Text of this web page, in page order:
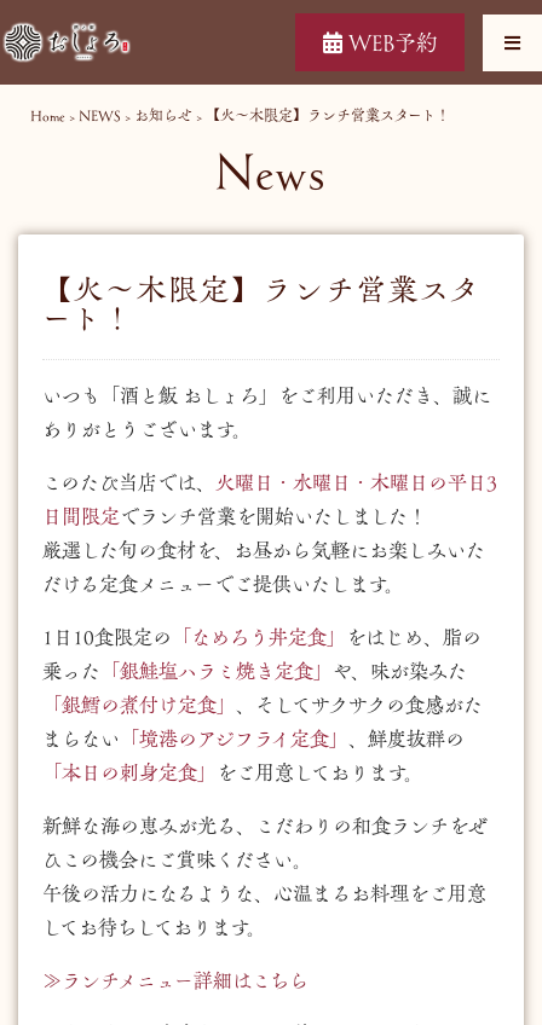
WEB予約
Home >NEWS > お知らせ > 【火〜木限定】ランチ営業スタート！
News
【火〜木限定】ランチ営業スタ
ート！
いつも「酒と飯 おしょろ」をご利用いただき、誠に
ありがとうございます。
このたび当店では、 火曜日・水曜日・木曜日の平日3
日間限定でランチ営業を開始いたしました！
厳選した旬の食材を、お昼から気軽にお楽しみいた
だける定食メニューでご提供いたします。
1日10食限定の 「なめろう丼定食」 をはじめ、脂の
乗った 「銀鮭塩ハラミ焼き定食」 や、味が染みた
「銀鱈の煮付け定食」 、そしてサクサクの食感がた
まらない 「境港のアジフライ定食」 、鮮度抜群の
「本日の刺身定食」 をご用意しております。
新鮮な海の恵みが光る、こだわりの和食ランチをぜ
ひこの機会にご賞味ください。
午後の活力になるような、心温まるお料理をご用意
してお待ちしております。
≫ランチメニュー詳細はこちら